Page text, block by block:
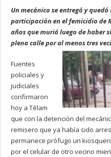
Un mecánico se entregó y
participación en el femicidio de
años que murió luego de haber
plena calle por al menos tres
Fuentes
policiales y
judiciales
confirmaron
hoy a Télam
que con la detención del
remisero que ya había sido
permanece prófugo un
por el celular de otro vecino